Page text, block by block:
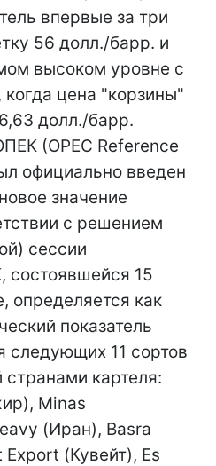
впервые за три
56 долл./барр. и
высоком уровне с
цена "корзины"
долл./барр.
(OPEC Reference
официально введен
значение
с решением
сессии
состоявшейся 15
определяется как
показатель
следующих 11 сортов
картеля:
Minas
(Иран), Basra
(Кувейт), Es